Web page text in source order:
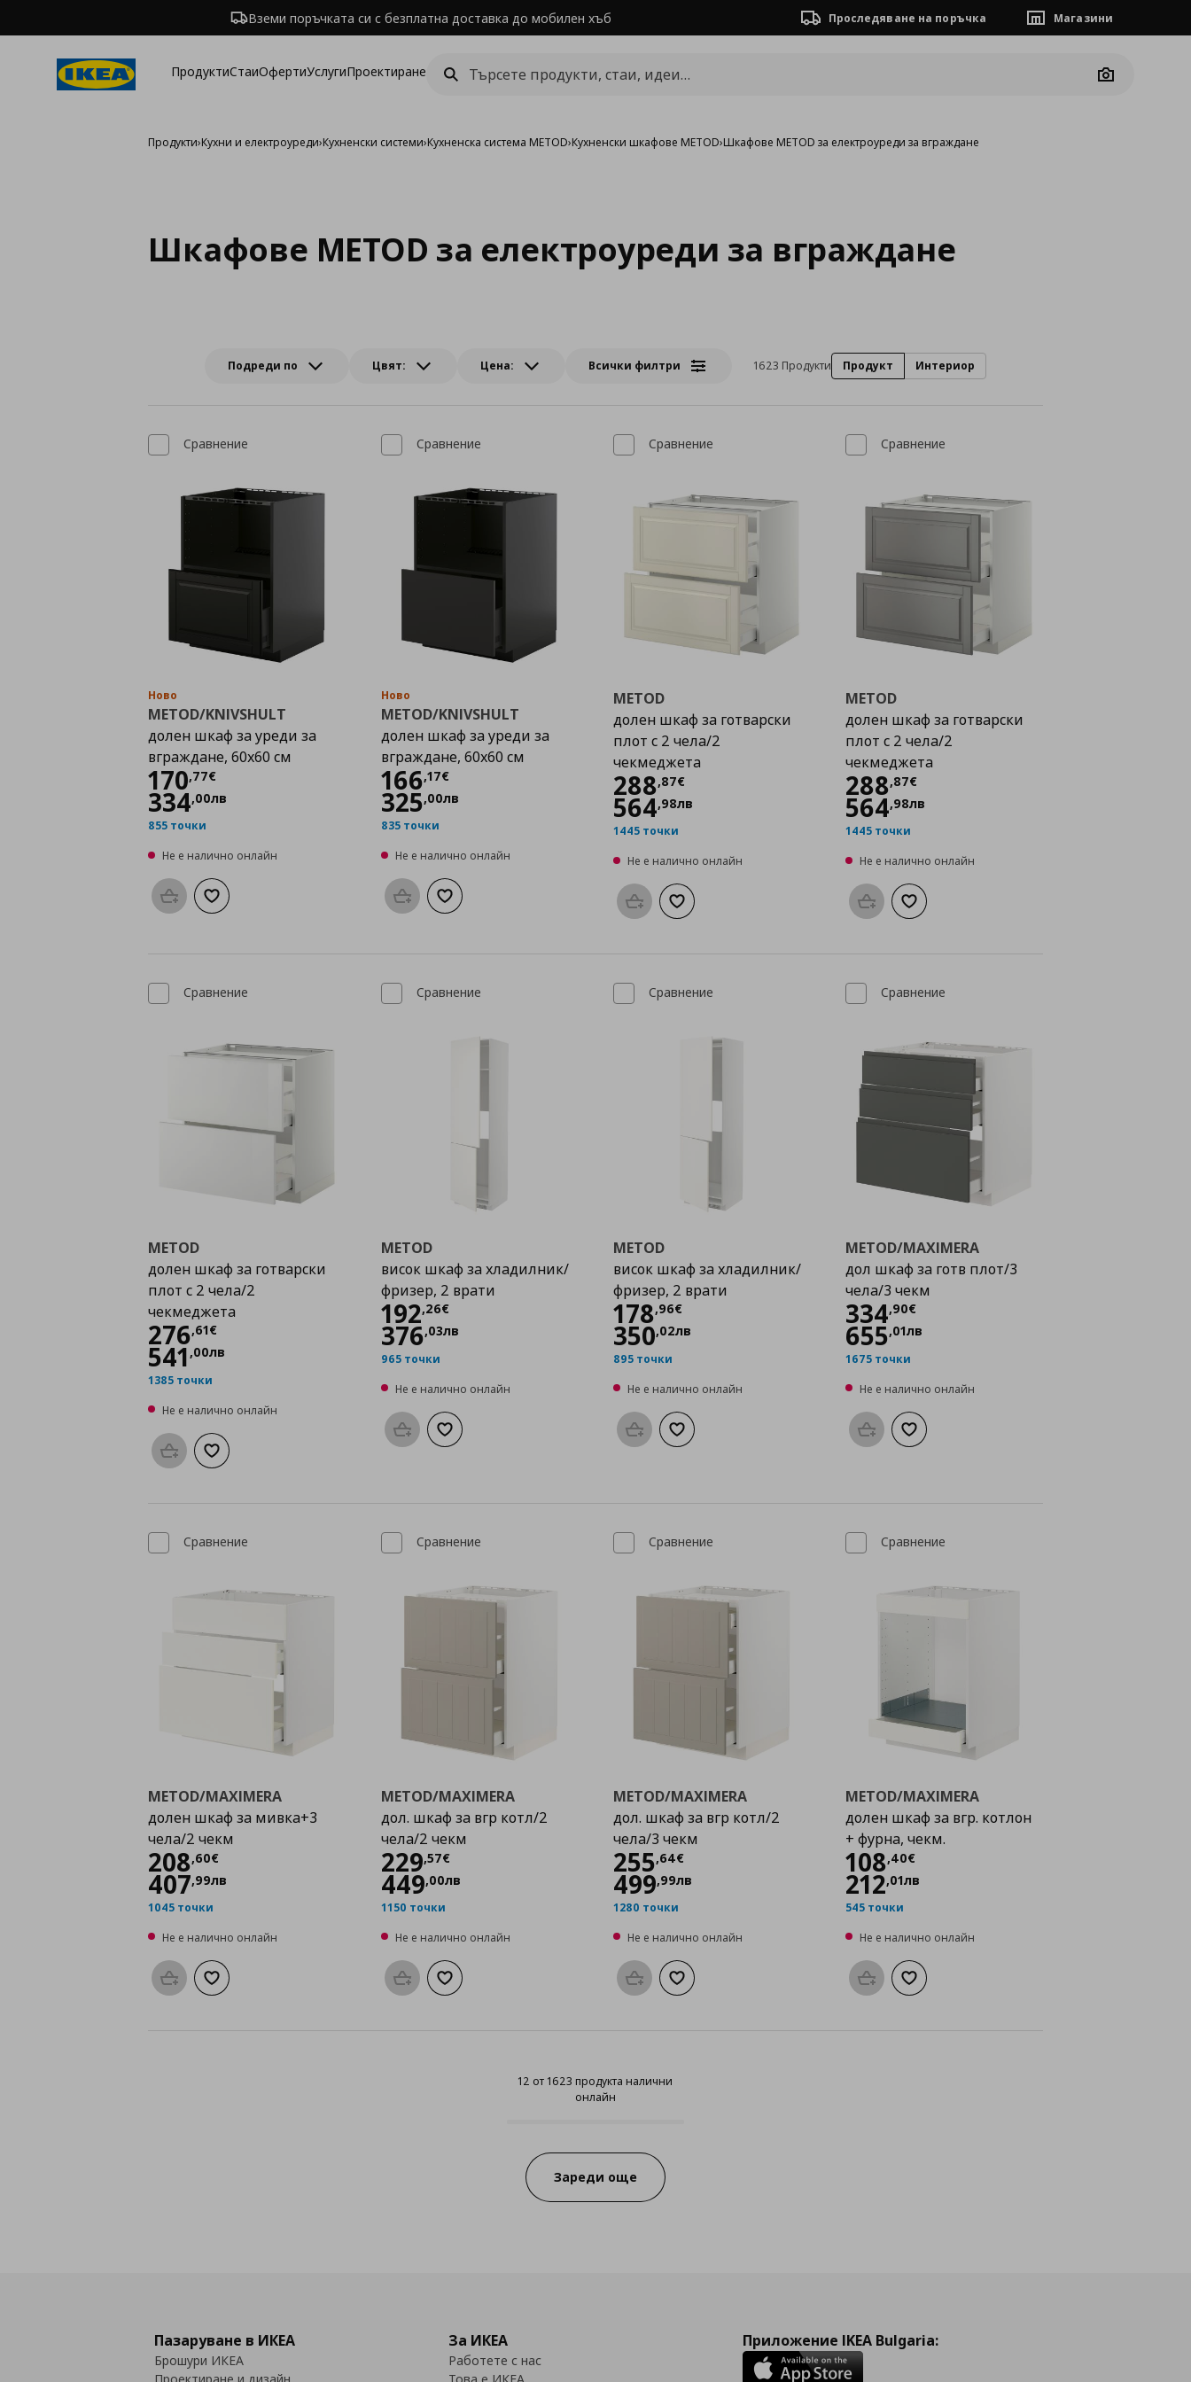
Вземи поръчката си с безплатна доставка до мобилен хъб Проследяване на поръчка Магазини
ПродуктиСтаиОфертиУслугиПроектиране
Camera
Продукти›Кухни и електроуреди›Кухненски системи›Кухненска система METOD›Кухненски шкафове METOD›Шкафове METOD за електроуреди за вграждане
Шкафове METOD за електроуреди за вграждане
Подреди по Цвят: Цена: Всички филтри 1623 Продукти Продукт Интериор
Сравнение
Ново
METOD/KNIVSHULT
долен шкаф за уреди за
вграждане, 60x60 см
170,77€
Цена
334,00лв
855 точки
Не е налично онлайн
Προσθήκη στο καλάθι
Добави към списъка с любими
Сравнение
Ново
METOD/KNIVSHULT
долен шкаф за уреди за
вграждане, 60x60 см
166,17€
Цена
325,00лв
835 точки
Не е налично онлайн
Προσθήκη στο καλάθι
Добави към списъка с любими
Сравнение
METOD
долен шкаф за готварски
плот с 2 чела/2
чекмеджета
288,87€
Цена288,87 €
564,98лв
1445 точки
Не е налично онлайн
Προσθήκη στο καλάθι
Добави към списъка с любими
Сравнение
METOD
долен шкаф за готварски
плот с 2 чела/2
чекмеджета
288,87€
Цена288,87 €
564,98лв
1445 точки
Не е налично онлайн
Προσθήκη στο καλάθι
Добави към списъка с любими
Сравнение
METOD
долен шкаф за готварски
плот с 2 чела/2
чекмеджета
276,61€
Цена
541,00лв
1385 точки
Не е налично онлайн
Προσθήκη στο καλάθι
Добави към списъка с любими
Сравнение
METOD
висок шкаф за хладилник/
фризер, 2 врати
192,26€
Цена
376,03лв
965 точки
Не е налично онлайн
Προσθήκη στο καλάθι
Добави към списъка с любими
Сравнение
METOD
висок шкаф за хладилник/
фризер, 2 врати
178,96€
Цена
350,02лв
895 точки
Не е налично онлайн
Προσθήκη στο καλάθι
Добави към списъка с любими
Сравнение
METOD/MAXIMERA
дол шкаф за готв плот/3
чела/3 чекм
334,90€
Цена
655,01лв
1675 точки
Не е налично онлайн
Προσθήκη στο καλάθι
Добави към списъка с любими
Сравнение
METOD/MAXIMERA
долен шкаф за мивка+3
чела/2 чекм
208,60€
Цена
407,99лв
1045 точки
Не е налично онлайн
Προσθήκη στο καλάθι
Добави към списъка с любими
Сравнение
METOD/MAXIMERA
дол. шкаф за вгр котл/2
чела/2 чекм
229,57€
Цена
449,00лв
1150 точки
Не е налично онлайн
Προσθήκη στο καλάθι
Добави към списъка с любими
Сравнение
METOD/MAXIMERA
дол. шкаф за вгр котл/2
чела/3 чекм
255,64€
Цена255,64 €
499,99лв
1280 точки
Не е налично онлайн
Προσθήκη στο καλάθι
Добави към списъка с любими
Сравнение
METOD/MAXIMERA
долен шкаф за вгр. котлон
+ фурна, чекм.
108,40€
Цена
212,01лв
545 точки
Не е налично онлайн
Προσθήκη στο καλάθι
Добави към списъка с любими
12 от 1623 продукта налични
онлайн
12 от 1623 продукта налични онлайн
Зареди още
Пазаруване в ИКЕА
Брошури ИКЕА
За ИКЕА
Работете с нас
Приложение IKEA Bulgaria: